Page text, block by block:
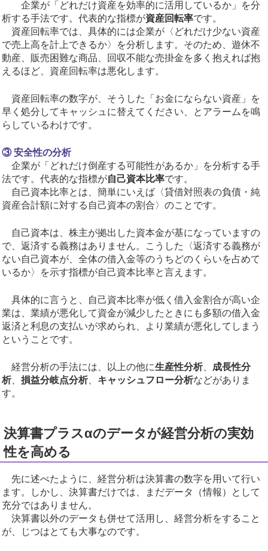
企業が「どれだけ資産を効率的に活用しているか」を分
析する手法です。代表的な指標が資産回転率です。
資産回転率では、具体的には企業が〈どれだけ少ない資産
で売上高を計上できるか〉を分析します。そのため、遊休不
動産、販売困難な商品、回収不能な売掛金を多く抱えれば抱
えるほど、資産回転率は悪化します。
資産回転率の数字が、そうした「お金にならない資産」を
早く処分してキャッシュに替えてください、とアラームを鳴
らしているわけです。
③ 安全性の分析
企業が「どれだけ倒産する可能性があるか」を分析する手
法です。代表的な指標が自己資本比率です。
自己資本比率とは、簡単にいえば〈貸借対照表の負債・純
資産合計額に対する自己資本の割合〉のことです。
自己資本は、株主が拠出した資本金が基になっていますの
で、返済する義務はありません。こうした〈返済する義務が
ない自己資本が、全体の借入金等のうちどのくらいを占めて
いるか〉を示す指標が自己資本比率と言えます。
具体的に言うと、自己資本比率が低く借入金割合が高い企
業は、業績が悪化して資金が減少したときにも多額の借入金
返済と利息の支払いが求められ、より業績が悪化してしまう
ということです。
経営分析の手法には、以上の他に生産性分析、 成長性分
析、 損益分岐点分析、 キャッシュフロー分析などがありま
す。
決算書プラスαのデータが経営分析の実効
性を高める
先に述べたように、経営分析は決算書の数字を用いて行い
ます。しかし、決算書だけでは、まだデータ（情報）として
充分ではありません。
決算書以外のデータも併せて活用し、経営分析をすること
が、じつはとても大事なのです。